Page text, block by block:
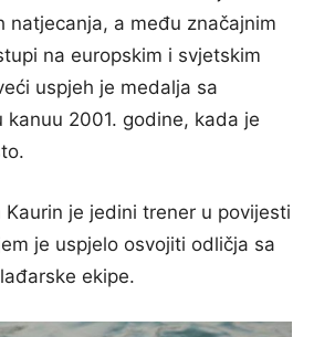
natjecanja, a među značajnim
na europskim i svjetskim
uspjeh je medalja sa
kanuu 2001. godine, kada je
Kaurin je jedini trener u povijesti
je uspjelo osvojiti odličja sa
ekipe.